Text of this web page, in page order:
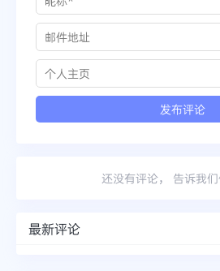
还没有评论， 告诉我
最新评论